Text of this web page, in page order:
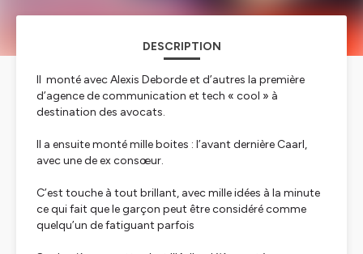
DESCRIPTION
Il monté avec Alexis Deborde et d’autres la première
d’agence de communication et tech « cool » à
destination des avocats.
Il a ensuite monté mille boites : l’avant dernière Caarl,
avec une de ex consœur.
C’est touche à tout brillant, avec mille idées à la minute
ce qui fait que le garçon peut être considéré comme
quelqu’un de fatiguant parfois